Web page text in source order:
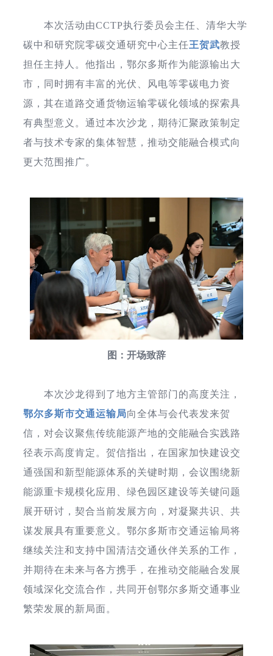
本次活动由CCTP执行委员会主任、清华大学
碳中和研究院零碳交通研究中心主任王贺武教授
担任主持人。他指出，鄂尔多斯作为能源输出大
市，同时拥有丰富的光伏、风电等零碳电力资
源，其在道路交通货物运输零碳化领域的探索具
有典型意义。通过本次沙龙，期待汇聚政策制定
者与技术专家的集体智慧，推动交能融合模式向
更大范围推广。
图：开场致辞
本次沙龙得到了地方主管部门的高度关注，
鄂尔多斯市交通运输局向全体与会代表发来贺
信，对会议聚焦传统能源产地的交能融合实践路
径表示高度肯定。贺信指出，在国家加快建设交
通强国和新型能源体系的关键时期，会议围绕新
能源重卡规模化应用、绿色园区建设等关键问题
展开研讨，契合当前发展方向，对凝聚共识、共
谋发展具有重要意义。鄂尔多斯市交通运输局将
继续关注和支持中国清洁交通伙伴关系的工作，
并期待在未来与各方携手，在推动交能融合发展
领域深化交流合作，共同开创鄂尔多斯交通事业
繁荣发展的新局面。